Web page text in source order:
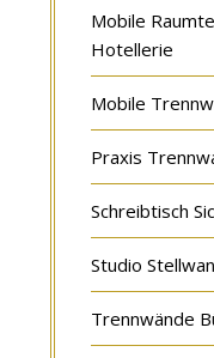
Mobile
Hotellerie
Mobile
Praxis
Schreibtisch
Studio
Trennwände